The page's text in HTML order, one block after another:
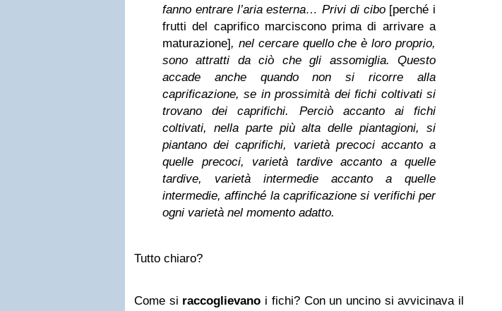
fanno entrare l’aria esterna… Privi di cibo [perché i
frutti del caprifico marciscono prima di arrivare a
maturazione], nel cercare quello che è loro proprio,
sono attratti da ciò che gli assomiglia. Questo
accade anche quando non si ricorre alla
caprificazione, se in prossimità dei fichi coltivati si
trovano dei caprifichi. Perciò accanto ai fichi
coltivati, nella parte più alta delle piantagioni, si
piantano dei caprifichi, varietà precoci accanto a
quelle precoci, varietà tardive accanto a quelle
tardive, varietà intermedie accanto a quelle
intermedie, affinché la caprificazione si verifichi per
ogni varietà nel momento adatto.
Tutto chiaro?
Come si raccoglievano i fichi? Con un uncino si avvicinava il